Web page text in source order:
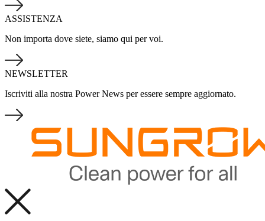
ASSISTENZA
Non importa dove siete, siamo qui per voi.
NEWSLETTER
Iscriviti alla nostra Power News per essere sempre aggiornato.